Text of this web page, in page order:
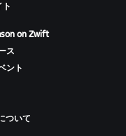
ト
on Zwift
ス
ント
ついて